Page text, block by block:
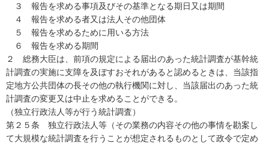
３ 報告を求める事項及びその基準となる期日又は期間
４ 報告を求める者又は法人その他団体
５ 報告を求めるために用いる方法
６ 報告を求める期間
２ 総務大臣は、前項の規定による届出のあった統計調査が基幹統
計調査の実施に支障を及ぼすおそれがあると認めるときは、当該指
定地方公共団体の長その他の執行機関に対し、当該届出のあった統
計調査の変更又は中止を求めることができる。
（独立行政法人等が行う統計調査）
第２５条 独立行政法人等（その業務の内容その他の事情を勘案し
て大規模な統計調査を行うことが想定されるものとして政令で定め